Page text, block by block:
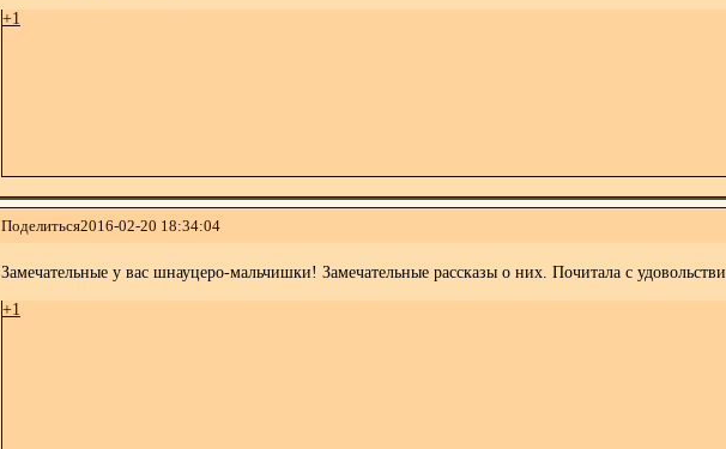
+1
Поделиться2016-02-20 18:34:04
Замечательные у вас шнауцеро-мальчишки! Замечательные рассказы о них. Почитала с
+1